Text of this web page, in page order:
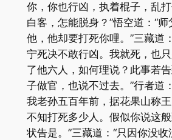
你，你也行凶，执着棍子，乱
白客，怎能脱身？”悟空道：“
他，他却要打死你哩。”三藏道
宁死决不敢行凶。我就死，也
了他六人，如何理说？此事若
子做官，也说不过去。”行者道
我老孙五百年前，据花果山称
不知打死多少人。假似你说这
状告是。”三藏道：“只因你没收